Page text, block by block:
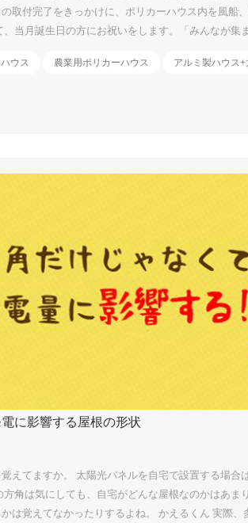
取付完了をきっかけに、ポリカーハウス内を風船
当月誕生日の方にお祝いをします。「みんなが集
味しいものを食べながら、同僚たちと話しあった
ッションフルーツで～す。今回はパネルイメージ
のはちょっ...
ウス 農業用ポリカーハウス アルミ製ハウス
に影響する屋根の形状
えてますか。 太陽光パネルを自宅で設置する場
角は気にしても、自宅がどんな屋根なのかはあま
は覚えてなかったりするよね。 かえるくん 実際